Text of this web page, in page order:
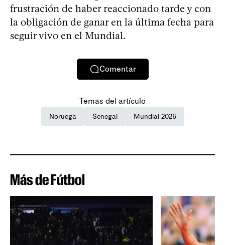
frustración de haber reaccionado tarde y con
la obligación de ganar en la última fecha para
seguir vivo en el Mundial.
Comentar
Temas del artículo
Noruega Senegal Mundial 2026
Más de Fútbol